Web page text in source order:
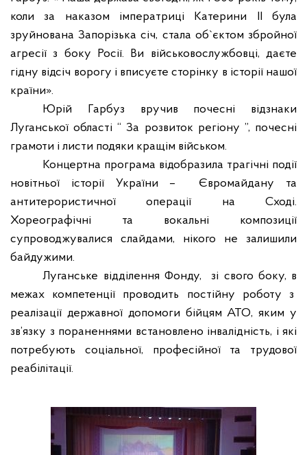
коли за наказом імператриці Катерини II була
зруйнована Запорізька січ, стала об`єктом збройної
агресії з боку Росії. Ви військовослужбовці, даєте
гідну відсіч ворогу і вписуєте сторінку в історії нашої
країни».
Юрій Гарбуз вручив почесні відзнаки
Луганської області “ За розвиток регіону ”, почесні
грамоти і листи подяки кращім військом.
Концертна програма відобразила трагічні події
новітньої історії України –
Євромайдану та
антитерористичної операції на Сході.
Хореографічні та вокальні композиції
супроводжувалися слайдами, нікого не залишили
байдужими.
Луганське відділення Фонду,
зі свого боку, в
межах компетенції проводить постійну роботу з
реалізації державної допомоги бійцям АТО, яким у
зв’язку з пораненнями встановлено інвалідність, і які
потребують соціальної, професійної та трудової
реабілітації.